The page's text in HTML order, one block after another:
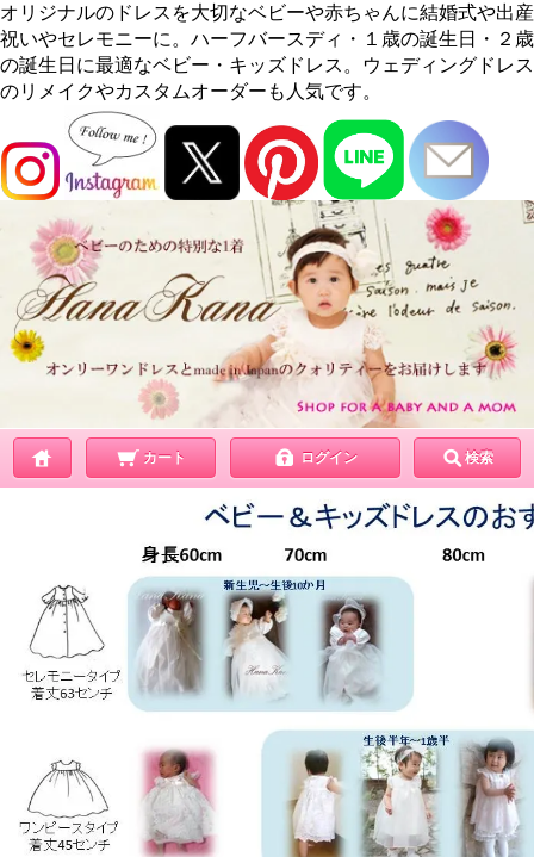
オリジナルのドレスを大切なベビーや赤ちゃんに結婚式や出産
祝いやセレモニーに。ハーフバースディ・１歳の誕生日・２歳
の誕生日に最適なベビー・キッズドレス。ウェディングドレス
のリメイクやカスタムオーダーも人気です。
カート ログイン 検索